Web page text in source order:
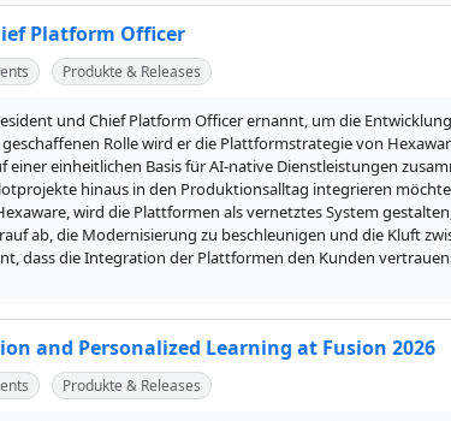
Platform Officer
Produkte & Releases
und Chief Platform Officer ernannt, um die
Rolle wird er die Plattformstrategie von
einheitlichen Basis für AI-native Dienstleistungen
hinaus in den Produktionsalltag integrieren
wird die Plattformen als vernetztes System
ab, die Modernisierung zu beschleunigen und die Kluft
dass die Integration der Plattformen den Kunden
and Personalized Learning at Fusion 2026
Produkte & Releases